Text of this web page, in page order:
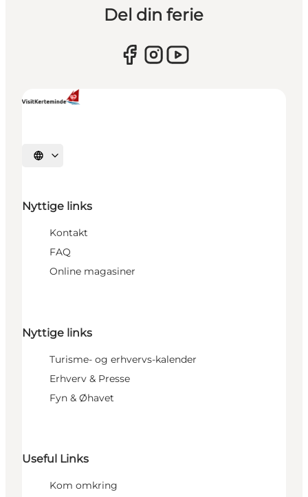
Del din ferie
Vælg sprog
Nyttige links
Kontakt
FAQ
Online magasiner
Nyttige links
Turisme- og erhvervs-kalender
Erhverv & Presse
Fyn & Øhavet
Useful Links
Kom omkring